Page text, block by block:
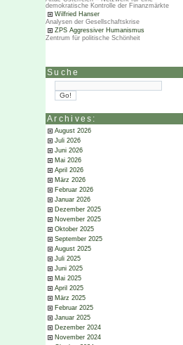
demokratische Kontrolle der Finanzmärkte
Wilfried Hanser
Analysen der Gesellschaftskrise
ZPS Aggressiver Humanismus
Zentrum für politische Schönheit
Suche
Archives:
August 2026
Juli 2026
Juni 2026
Mai 2026
April 2026
März 2026
Februar 2026
Januar 2026
Dezember 2025
November 2025
Oktober 2025
September 2025
August 2025
Juli 2025
Juni 2025
Mai 2025
April 2025
März 2025
Februar 2025
Januar 2025
Dezember 2024
November 2024